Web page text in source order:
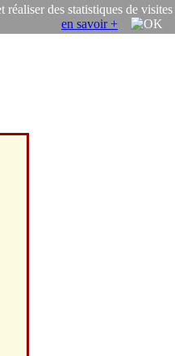
des statistiques de visites
en savoir +